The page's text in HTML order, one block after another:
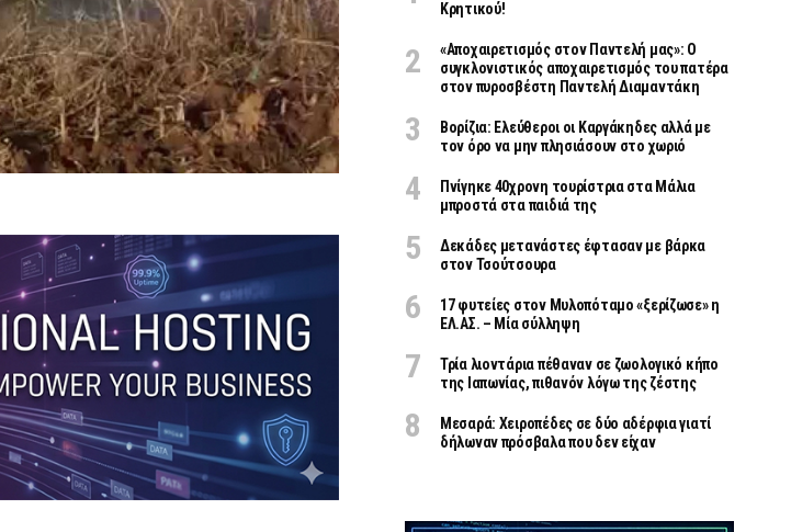
Κρητικού!
«Aποχαιρετισμός στον Παντελή μας»: Ο
συγκλονιστικός αποχαιρετισμός του πατέρα
στον πυροσβέστη Παντελή Διαμαντάκη
Βορίζια: Ελεύθεροι οι Καργάκηδες αλλά με
τον όρο να μην πλησιάσουν στο χωριό
Πνίγηκε 40χρονη τουρίστρια στα Μάλια
μπροστά στα παιδιά της
Δεκάδες μετανάστες έφτασαν με βάρκα
στον Τσούτσουρα
17 φυτείες στον Μυλοπόταμο «ξερίζωσε» η
ΕΛ.ΑΣ. – Μία σύλληψη
Τρία λιοντάρια πέθαναν σε ζωολογικό κήπο
της Ιαπωνίας, πιθανόν λόγω της ζέστης
Μεσαρά: Χειροπέδες σε δύο αδέρφια γιατί
δήλωναν πρόσβαλα που δεν είχαν